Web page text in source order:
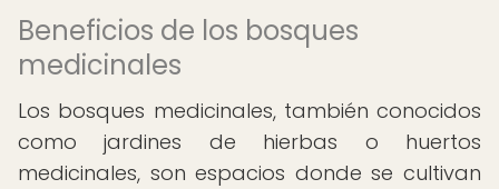
Beneficios de los bosques
medicinales
Los bosques medicinales, también conocidos
como jardines de hierbas o huertos
medicinales, son espacios donde se cultivan